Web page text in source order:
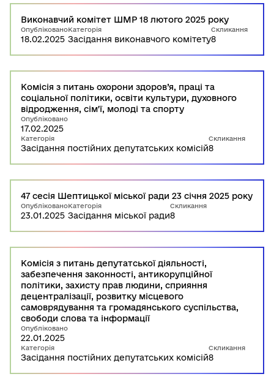
Виконавчий комітет ШМР 18 лютого 2025 року
Опубліковано
18.02.2025
Категорія
Засідання виконавчого комітету
Скликання
8
Комісія з питань охорони здоров’я, праці та
соціальної політики, освіти культури, духовного
відродження, сім'ї, молоді та спорту
Опубліковано
17.02.2025
Категорія
Засідання постійних депутатських комісій
Скликання
8
47 сесія Шептицької міської ради 23 січня 2025 року
Опубліковано
23.01.2025
Категорія
Засідання міської ради
Скликання
8
Комісія з питань депутатської діяльності,
забезпечення законності, антикорупційної
політики, захисту прав людини, сприяння
децентралізації, розвитку місцевого
самоврядування та громадянського суспільства,
свободи слова та інформації
Опубліковано
22.01.2025
Категорія
Засідання постійних депутатських комісій
Скликання
8